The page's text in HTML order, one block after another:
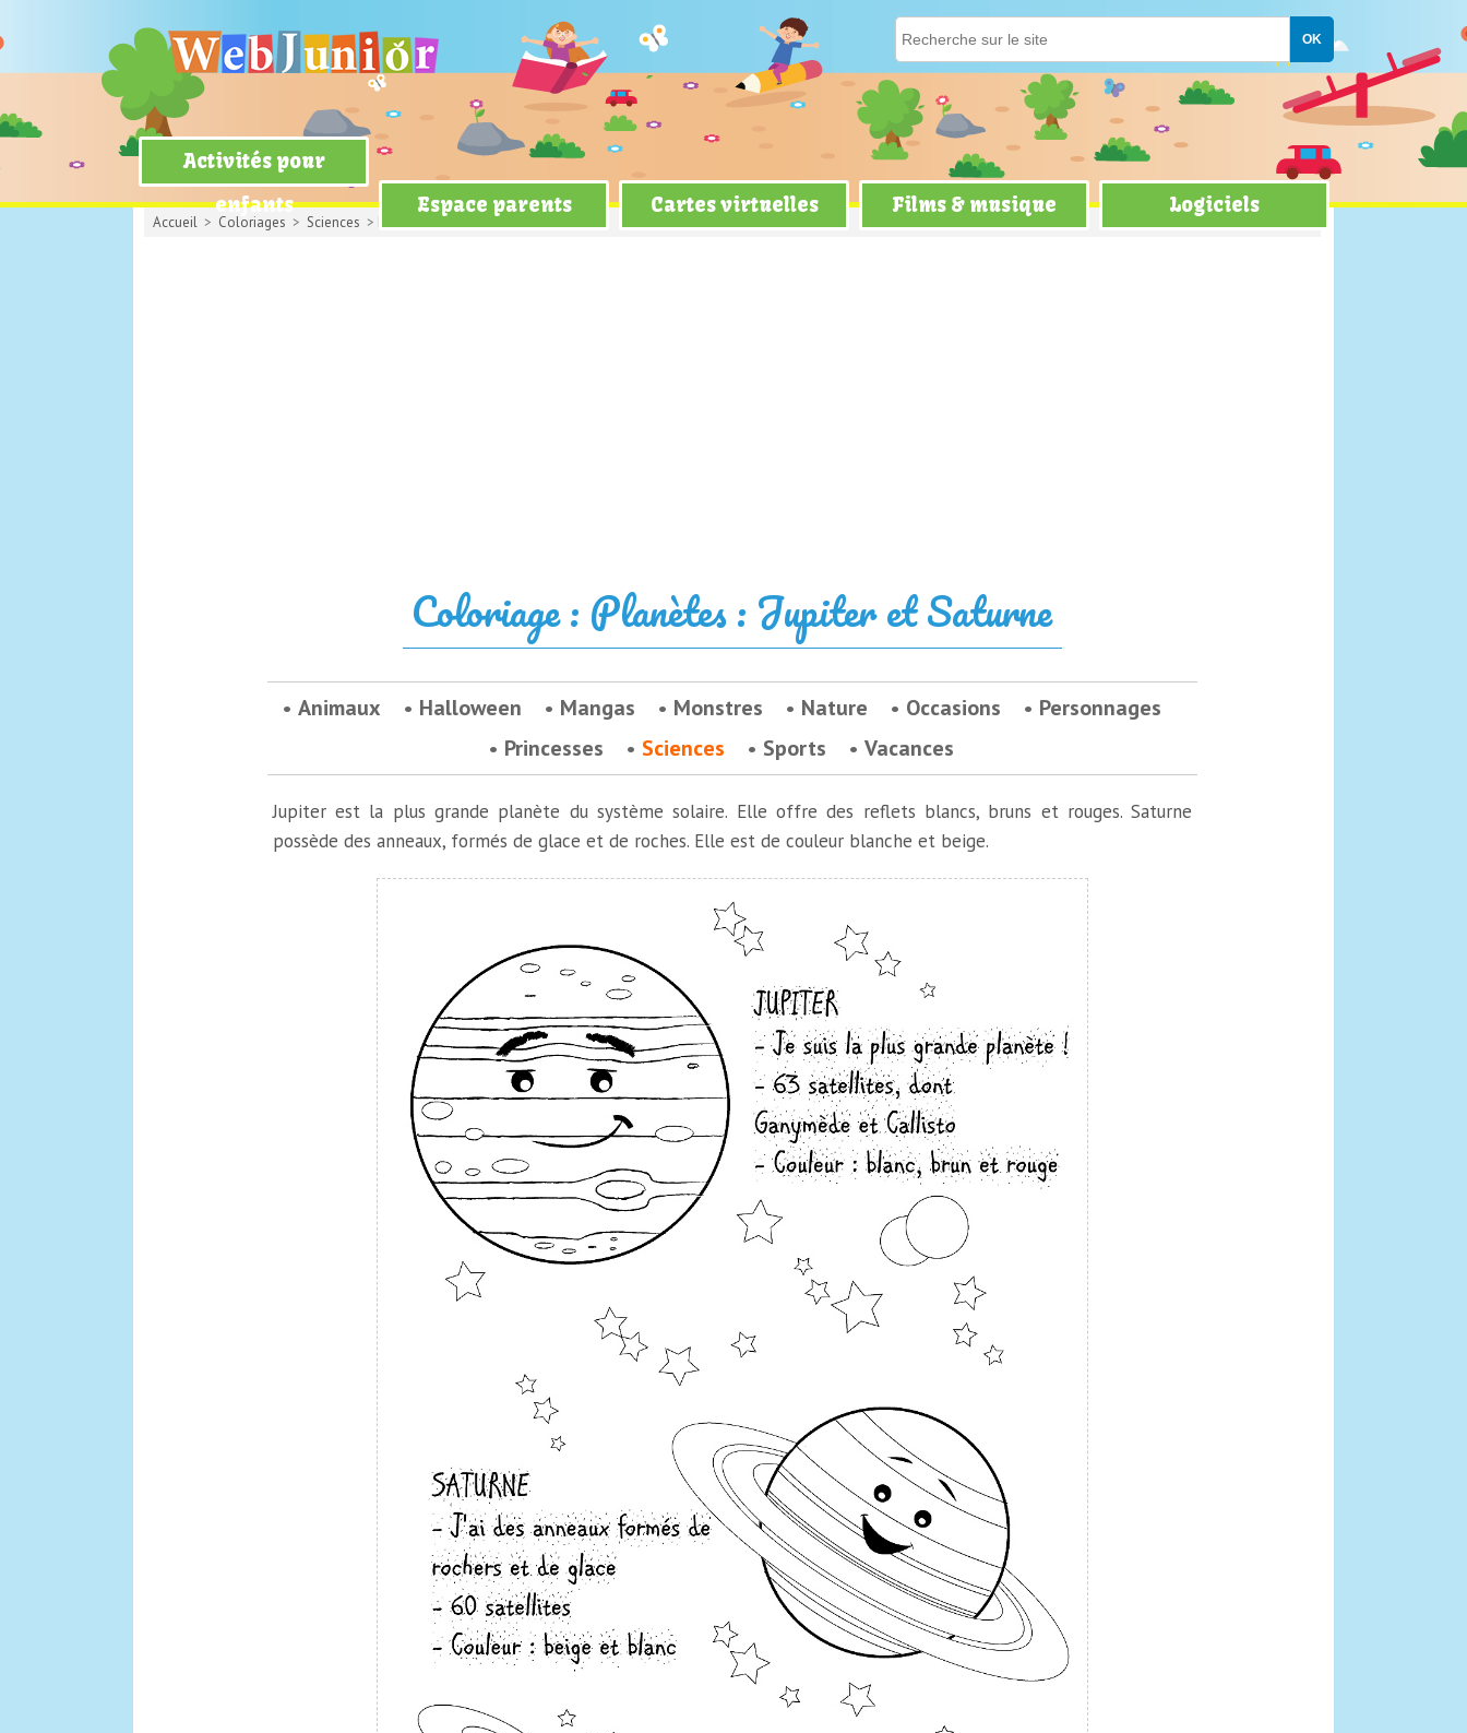
Activités pour
enfants
Espace parents Cartes virtuelles Films & musique Logiciels
Accueil > Coloriages > Sciences > Planètes : Jupiter et Saturne
Coloriage : Planètes : Jupiter et Saturne
Animaux Halloween Mangas Monstres Nature Occasions
Personnages
Princesses
Sciences Sports Vacances
Jupiter est la plus grande planète du système solaire. Elle offre des reflets blancs, bruns et rouges. Saturne
possède des anneaux, formés de glace et de roches. Elle est de couleur blanche et beige.